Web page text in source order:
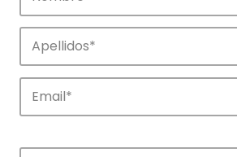
Empresas
Descubre las empresas
innovación en los parques de